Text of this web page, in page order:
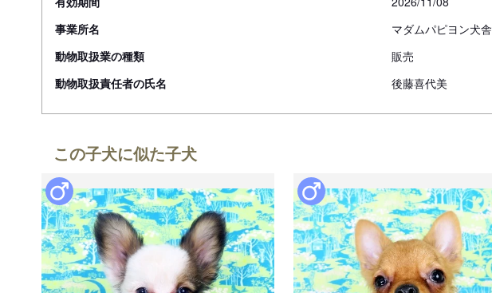
事業所名
マダムパピヨン犬舎
動物取扱業の種類
販売
動物取扱責任者の氏名
後藤喜代美
この子犬に似た子犬